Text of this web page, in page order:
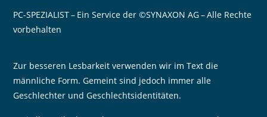
PC-SPEZIALIST – Ein Service der ©SYNAXON AG – Alle Rechte
vorbehalten
Zur besseren Lesbarkeit verwenden wir im Text die
männliche Form. Gemeint sind jedoch immer alle
Geschlechter und Geschlechtsidentitäten.